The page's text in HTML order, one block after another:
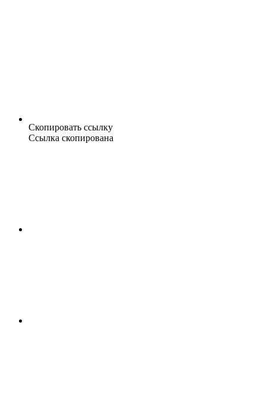
Скопировать ссылку
Ссылка скопирована